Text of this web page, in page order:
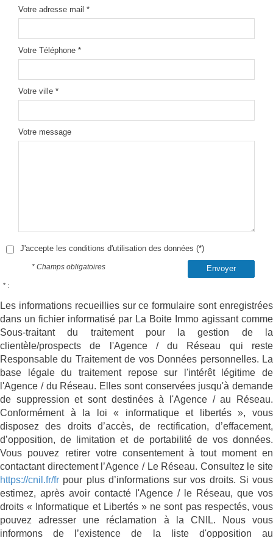
Votre adresse mail *
Votre Téléphone *
Votre ville *
Votre message
J'accepte les conditions d'utilisation des données (*)
Envoyer
* Champs obligatoires
* :
Les informations recueillies sur ce formulaire sont enregistrées
dans un fichier informatisé par La Boite Immo agissant comme
Sous-traitant du traitement pour la gestion de la
clientèle/prospects de l'Agence / du Réseau qui reste
Responsable du Traitement de vos Données personnelles. La
base légale du traitement repose sur l'intérêt légitime de
l'Agence / du Réseau. Elles sont conservées jusqu'à demande
de suppression et sont destinées à l'Agence / au Réseau.
Conformément à la loi « informatique et libertés », vous
disposez des droits d’accès, de rectification, d’effacement,
d’opposition, de limitation et de portabilité de vos données.
Vous pouvez retirer votre consentement à tout moment en
contactant directement l’Agence / Le Réseau. Consultez le site
https://cnil.fr/fr pour plus d’informations sur vos droits. Si vous
estimez, après avoir contacté l'Agence / le Réseau, que vos
droits « Informatique et Libertés » ne sont pas respectés, vous
pouvez adresser une réclamation à la CNIL. Nous vous
informons de l’existence de la liste d'opposition au